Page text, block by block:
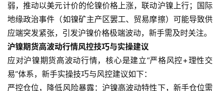
际
期
货
恒
指
期
弱，推动以美元计价的伦镍价格上涨，联动沪镍上行；国际
地缘政治事件（如镍矿主产区罢工、贸易摩擦）可能导致供
应端突发紧张，引发沪镍价格极端波动，新手需及时关注。
沪镍期货高波动行情风控技巧与实操建议
应对沪镍期货高波动行情，核心是建立“严格风控+理性交
易”体系，新手实操技巧与风控建议如下：
严控仓位，降低风险暴露：沪镍高波动特性下，新手仓位需